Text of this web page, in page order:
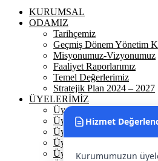
Hizmet
Kurumumuzun
KURUMSAL
ODAMIZ
Tarihçemiz
Geçmiş Dönem Yönetim
Misyonumuz-Vizyonumuz
Faaliyet Raporlarımız
Temel Değerlerimiz
Stratejik Plan 2024 – 2027
ÜYELERİMİZ
Üyelerimiz
Üyelik
Üyelik Ön Başvuru
Üyelik Avantajlarımız
Üye Danışmanına Sor